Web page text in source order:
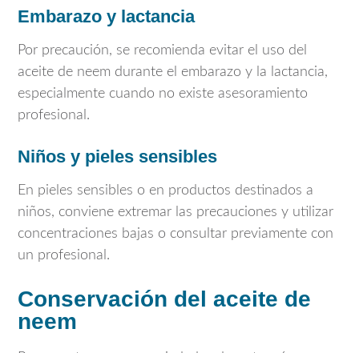
Embarazo y lactancia
Por precaución, se recomienda evitar el uso del
aceite de neem durante el embarazo y la lactancia,
especialmente cuando no existe asesoramiento
profesional.
Niños y pieles sensibles
En pieles sensibles o en productos destinados a
niños, conviene extremar las precauciones y utilizar
concentraciones bajas o consultar previamente con
un profesional.
Conservación del aceite de
neem